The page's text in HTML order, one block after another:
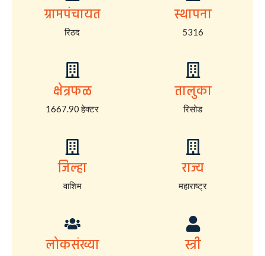
ग्रामपंचायत
रिठद
स्थापना
5316
क्षेत्रफळ
1667.90 हेक्टर
तालुका
रिसोड
जिल्हा
वाशिम
राज्य
महाराष्ट्र
लोकसंख्या स्त्री